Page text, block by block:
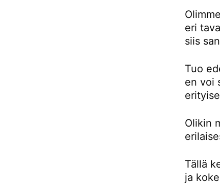
eri
siis
Tuo
en voi
Olikin
Tällä
ja